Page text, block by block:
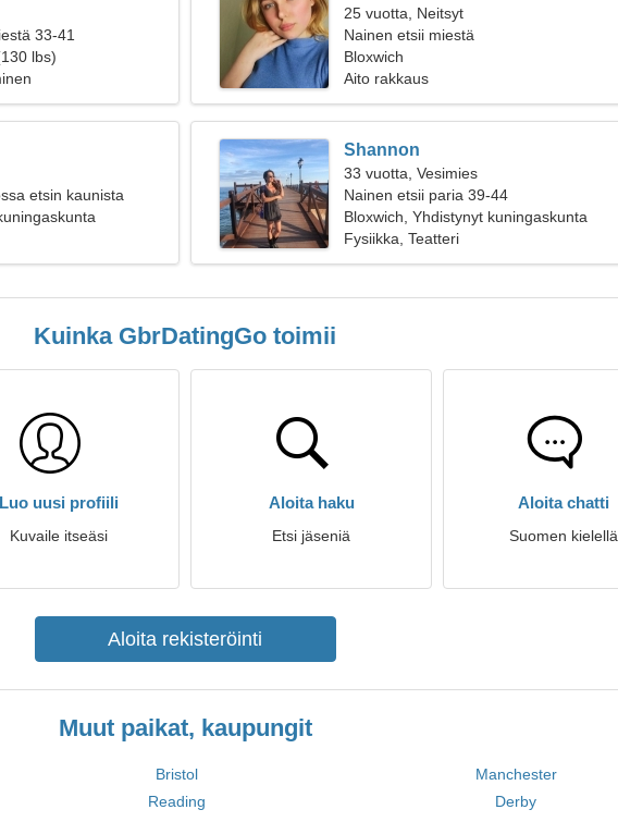
33-41
lbs)
25 vuotta, Neitsyt
Nainen etsii miestä
Bloxwich
Aito rakkaus
etsin kaunista
Shannon
33 vuotta, Vesimies
Nainen etsii paria 39-44
Bloxwich, Yhdistynyt kuningaskunta
Fysiikka, Teatteri
Kuinka GbrDatingGo toimii
Luo uusi profiili
Kuvaile itseäsi
Aloita haku
Etsi jäseniä
Aloita chatti
Suomen kielellä
Aloita rekisteröinti
Muut paikat, kaupungit
Bristol
Manchester
Reading
Derby